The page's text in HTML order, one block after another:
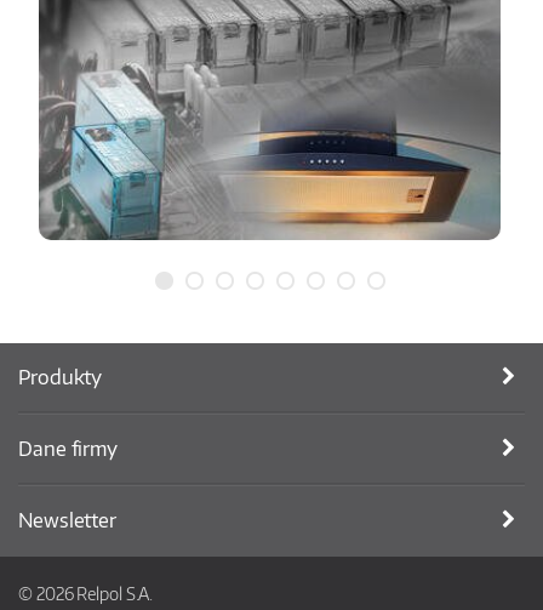
Produkty
Dane firmy
Newsletter
© 2026 Relpol S.A.